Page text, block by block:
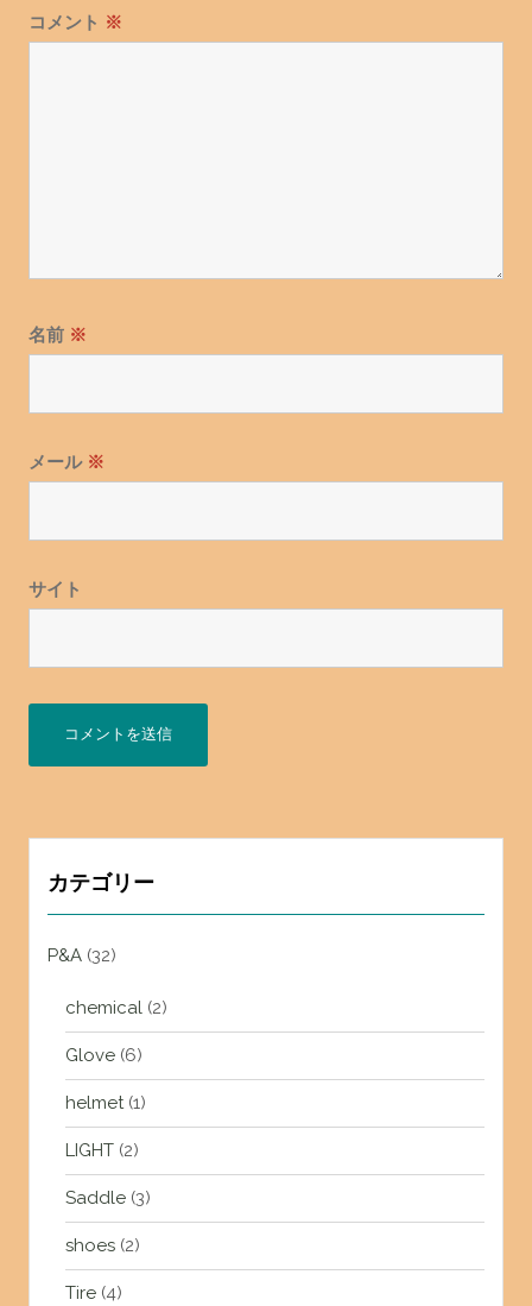
コメント ※
名前 ※
メール ※
サイト
カテゴリー
P&A(32)
chemical(2)
Glove(6)
helmet(1)
LIGHT(2)
Saddle(3)
shoes(2)
Tire(4)